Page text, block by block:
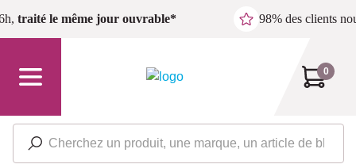
Passer au contenu principal
traité le même jour ouvrable* 98% des clients
0